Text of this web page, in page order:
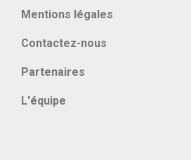
Mentions légales
Contactez-nous
Partenaires
L'équipe